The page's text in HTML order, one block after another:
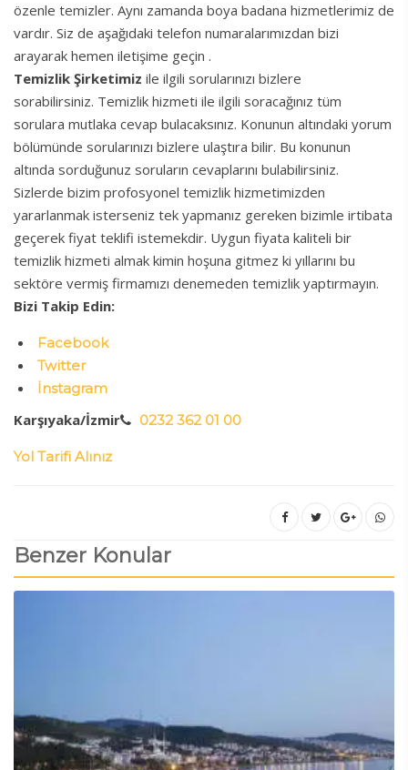
özenle temizler. Aynı zamanda boya badana hizmetlerimiz de
vardır. Siz de aşağıdaki telefon numaralarımızdan bizi
arayarak hemen iletişime geçin .
Temizlik Şirketimiz ile ilgili sorularınızı bizlere
sorabilirsiniz. Temizlik hizmeti ile ilgili soracağınız tüm
sorulara mutlaka cevap bulacaksınız. Konunun altındaki yorum
bölümünde sorularınızı bizlere ulaştıra bilir. Bu konunun
altında sorduğunuz soruların cevaplarını bulabilirsiniz.
Sizlerde bizim profosyonel temizlik hizmetimizden
yararlanmak isterseniz tek yapmanız gereken bizimle irtibata
geçerek fiyat teklifi istemekdir. Uygun fiyata kaliteli bir
temizlik hizmeti almak kimin hoşuna gitmez ki yıllarını bu
sektöre vermiş firmamızı denemeden temizlik yaptırmayın.
Bizi Takip Edin:
Facebook
Twitter
İnstagram
Karşıyaka/İzmir 0232 362 01 00
Yol Tarifi Alınız
Benzer Konular